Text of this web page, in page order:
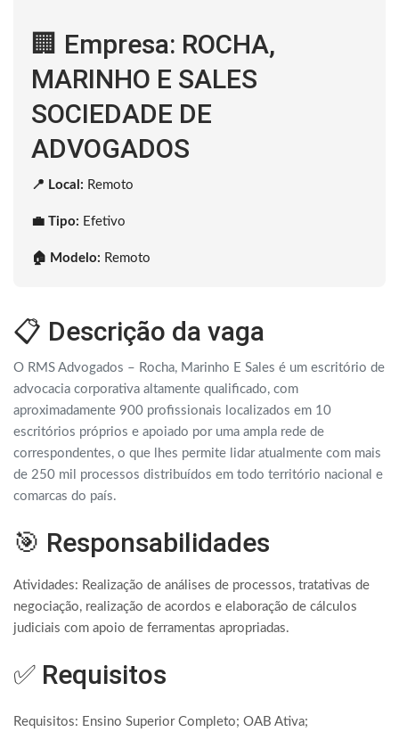
🏢 Empresa: ROCHA,
MARINHO E SALES
SOCIEDADE DE
ADVOGADOS
📍 Local: Remoto
💼 Tipo: Efetivo
🏠 Modelo: Remoto
📋 Descrição da vaga
O RMS Advogados – Rocha, Marinho E Sales é um escritório de
advocacia corporativa altamente qualificado, com
aproximadamente 900 profissionais localizados em 10
escritórios próprios e apoiado por uma ampla rede de
correspondentes, o que lhes permite lidar atualmente com mais
de 250 mil processos distribuídos em todo território nacional e
comarcas do país.
🎯 Responsabilidades
Atividades: Realização de análises de processos, tratativas de
negociação, realização de acordos e elaboração de cálculos
judiciais com apoio de ferramentas apropriadas.
✅ Requisitos
Requisitos: Ensino Superior Completo; OAB Ativa;